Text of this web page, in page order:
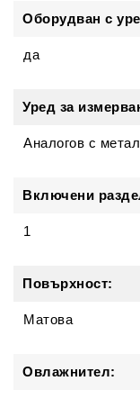
Оборудван с
да
Уред за
Аналогов с
Включени
1
Повърхност:
Матова
Овлажнител: